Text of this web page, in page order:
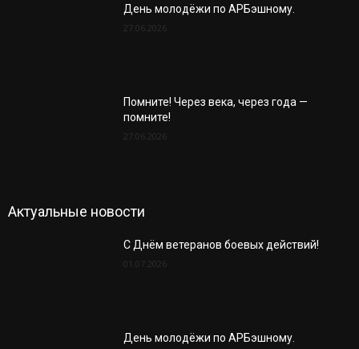
День молодёжи по АРБэшному.
27.06.2026
Помните! Через века, через года —
помните!
27.06.2026
Актуальные новости
С Днём ветеранов боевых действий!
01.07.2026
День молодёжи по АРБэшному.